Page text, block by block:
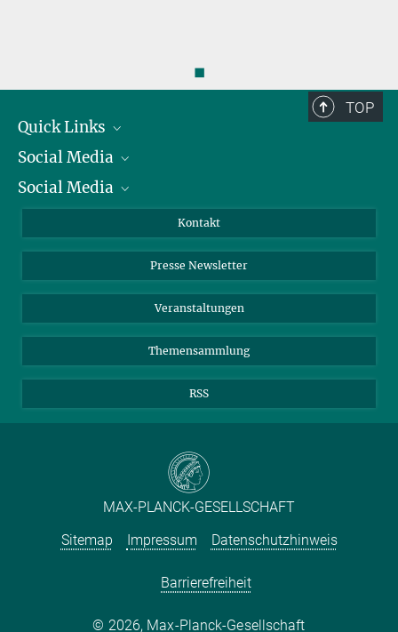
◼
TOP
Quick Links
Präsident
Zahlen und Fakten
Meldestelle Fehlverhalten
Social Media
Bluesky
TikTok
Social Media
Instagram
YouTube
Kontakt
Presse Newsletter
Veranstaltungen
Themensammlung
RSS
MAX-PLANCK-GESELLSCHAFT
Sitemap
Impressum Datenschutzhinweis
Barrierefreiheit
2026, Max-Planck-Gesellschaft